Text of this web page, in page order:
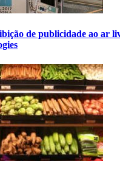
de publicidade ao ar